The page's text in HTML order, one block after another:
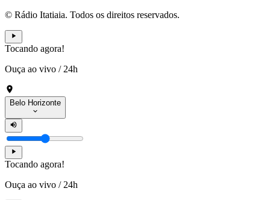
© Rádio Itatiaia. Todos os direitos reservados.
Tocando agora!
Ouça ao vivo / 24h
Belo Horizonte
Tocando agora!
Ouça ao vivo / 24h